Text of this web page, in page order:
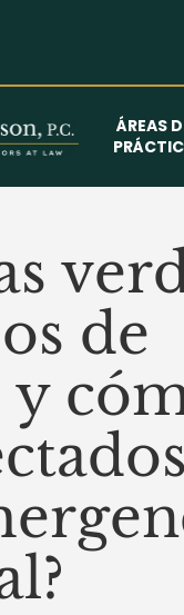
ÁREAS
de